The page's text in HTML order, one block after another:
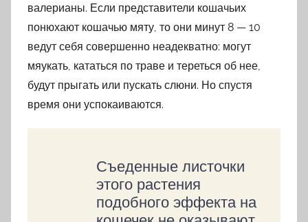
валерианы. Если представители кошачьих
понюхают кошачью мяту, то они минут 8 — 10
ведут себя совершенно неадекватно: могут
мяукать, кататься по траве и тереться об нее,
будут прыгать или пускать слюни. Но спустя
время они успокаиваются.
Съеденные листочки
этого растения
подобного эффекта на